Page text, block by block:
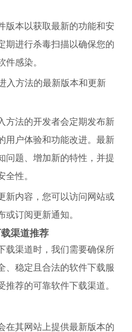
版本以获取最新的功能和安
期进行杀毒扫描以确保您的
件感染。
入方法的最新版本和更新
方法的开发者会定期发布新
用户体验和功能改进。最新
问题、增加新的特性，并提
全性。
新内容，您可以访问网站或
或订阅更新通知。
渠道推荐
载渠道时，我们需要确保所
、稳定且合法的软件下载服
推荐的可靠软件下载渠道。
在其网站上提供最新版本的